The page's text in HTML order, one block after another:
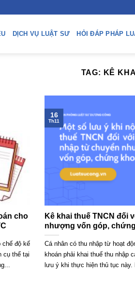
DỊCH VỤ LUẬT SƯ HỎI ĐÁP PHÁP
TAG: KÊ
cho
chế độ kế
cụ thể tại
Kê khai thuế TNCN đối
nhượng vốn góp,
Cá nhân có thu nhập từ hoạt
khoán phải khai thuế thu nhập
lưu ý khi thực hiện thủ tục này.
16
Th11